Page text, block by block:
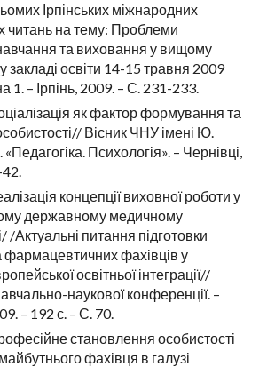
Ірпінських міжнародних
читань на тему: Проблеми
навчання та виховання у вищому
закладі освіти 14-15 травня 2009
1. – Ірпінь, 2009. – С. 231-233.
як фактор формування та
Вісник ЧНУ імені Ю.
Психологія». – Чернівці,
концепції виховної роботи у
державному медичному
/Актуальні питання підготовки
фармацевтичних фахівців у
освітньої інтеграції//
наукової конференції. ­–
– 192 с. – С. 70.
становлення особистості
фахівця в галузі